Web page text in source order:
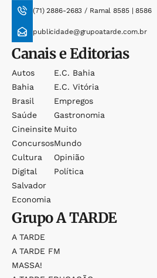
(71) 2886-2683 / Ramal 8585 | 8586
publicidade@grupoatarde.com.br
Canais e Editorias
Autos
Bahia
Brasil
Saúde
Cineinsite
Concursos
Cultura
Digital
Salvador
Economia
E.c. Bahia
E.c. Vitória
Empregos
Gastronomia
Muito
Mundo
Opinião
Política
GrupoA TARDE
A TARDE
A TARDE FM
MASSA!